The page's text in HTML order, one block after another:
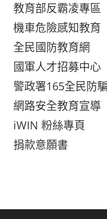
教育部反霸凌專區
機車危險感知教育
全民國防教育網
國軍人才招募中心
警政署165全民防騙
網路安全教育宣導
iWIN 粉絲專頁
捐款意願書